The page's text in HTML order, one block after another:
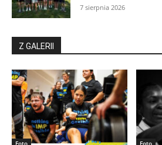
7 sierpnia 2026
Z GALERII
Foto Foto